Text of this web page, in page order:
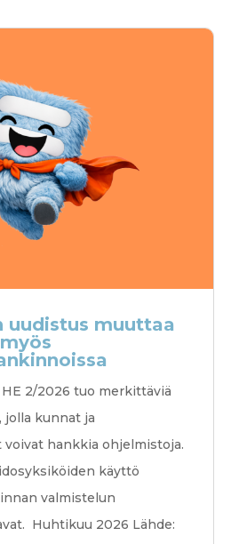
uudistus muuttaa
2/2026 tuo merkittäviä
jolla kunnat ja
hankkia ohjelmistoja.
käyttö
valmistelun
Huhtikuu 2026 Lähde: